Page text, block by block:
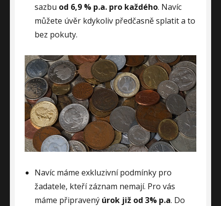
sazbu od 6,9 % p.a. pro každého. Navíc
můžete úvěr kdykoliv předčasně splatit a to
bez pokuty.
Navíc máme exkluzivní podmínky pro
žadatele, kteří záznam nemají. Pro vás
máme připravený úrok již od 3% p.a. Do